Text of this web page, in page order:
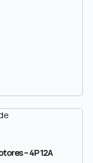
– 4P 12A